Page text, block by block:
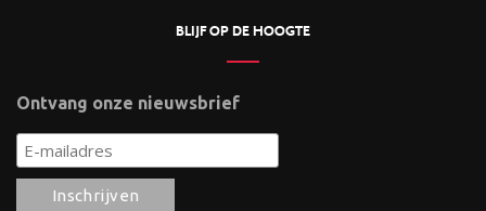
BLIJF OP DE HOOGTE
Ontvang onze nieuwsbrief